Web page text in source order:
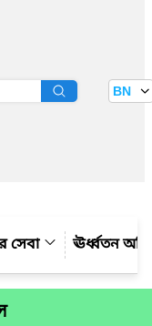
BN
সেবা ঊর্ধ্বতন